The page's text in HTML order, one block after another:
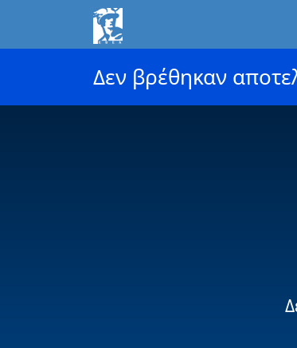
Δεν βρέθηκαν